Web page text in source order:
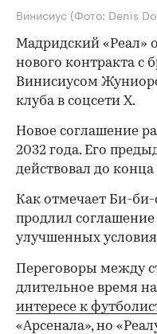
Винисиус (Фото: Denis
Мадридский «Реал»
нового контракта с
Винисиусом
клуба в соцсети X.
Новое соглашение
2032 года. Его
действовал до конца
Как отмечает Би-би-
продлил
улучшенных
Переговоры между
длительное время
интересе к
«Арсенала», но